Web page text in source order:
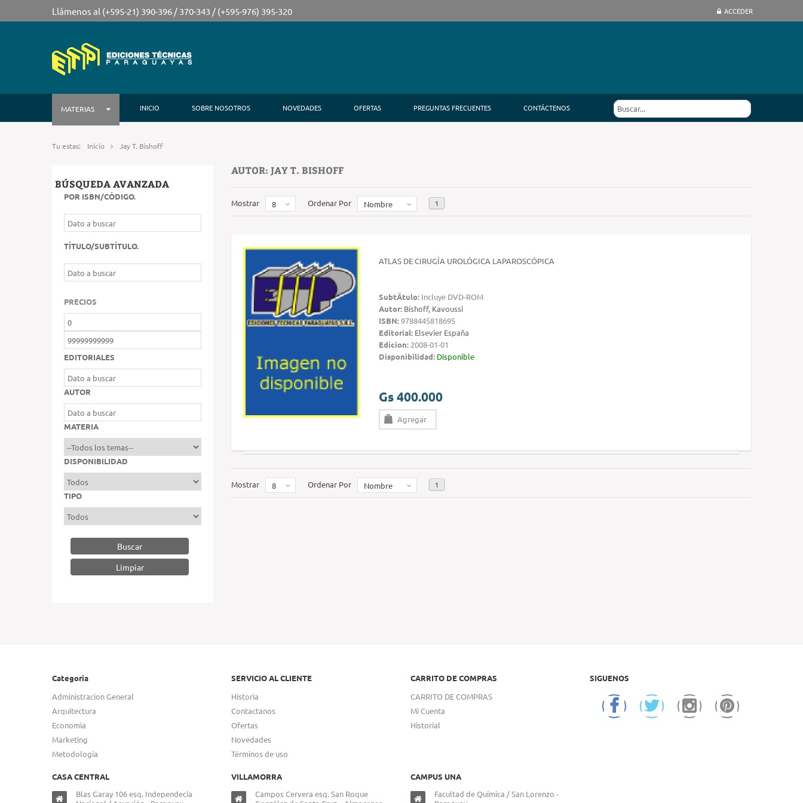
Llámenos al (+595-21) 390-396 / 370-343 / (+595-976) 395-320 ACCEDER
MATERIAS INICIO SOBRE NOSOTROS NOVEDADES OFERTAS PREGUNTAS FRECUENTES CONTÁCTENOS
Tu estas: Inicio Jay T. Bishoff
BÚSQUEDA AVANZADA
POR ISBN/CÓDIGO.
TÍTULO/SUBTÍTULO.
PRECIOS
EDITORIALES
AUTOR
MATERIA
DISPONIBILIDAD
TIPO
Buscar
AUTOR: JAY T. BISHOFF
Mostrar 8 Ordenar Por Nombre 1
ATLAS DE CIRUGÍA UROLÓGICA LAPAROSCÓPICA
SubtÃ­tulo: Incluye DVD-ROM
Autor: Bishoff, Kavoussi
ISBN:9788445818695
Editorial: Elsevier España
Edicion: 2008-01-01
Disponibilidad: Disponible
Gs 400.000
Agregar
Mostrar 8 Ordenar Por Nombre 1
Categoria
Administracion General
Arquitectura
Economia
Marketing
Metodologia
SERVICIO AL CLIENTE
Historia
Contactanos
Ofertas
Novedades
Términos de uso
CARRITO DE COMPRAS
CARRITO DE COMPRAS
Mi Cuenta
Historial
SIGUENOS
CASA CENTRAL
Blas Garay 106 esq. Independecia
VILLAMORRA
Campos Cervera esq. San Roque
CAMPUS UNA
Facultad de Química / San Lorenzo -